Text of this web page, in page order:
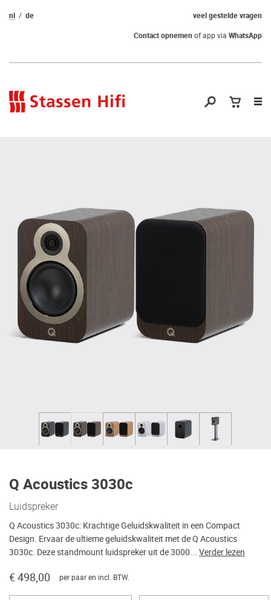
veel gestelde vragen
nl
de
Contact opnemenof app via WhatsApp
Q Acoustics 3030c
Luidspreker
Q Acoustics 3030c: Krachtige Geluidskwaliteit in een Compact
Design. Ervaar de ultieme geluidskwaliteit met de Q Acoustics
3030c. Deze standmount luidspreker uit de 3000... Verder lezen
€ 498,00 per paar en incl. BTW.